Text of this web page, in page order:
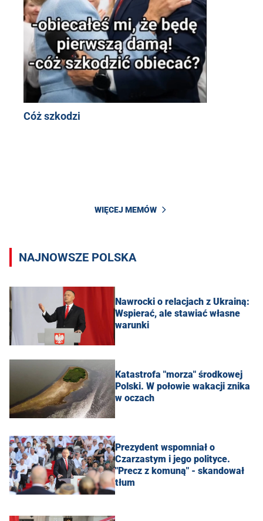
Cóż szkodzi
WIĘCEJ MEMÓW
NAJNOWSZE POLSKA
Nawrocki o relacjach z Ukrainą:
Wspierać, ale stawiać własne
warunki
Katastrofa "morza" środkowej
Polski. W połowie wakacji znika
w oczach
Prezydent wspomniał o
Czarzastym i jego polityce.
"Precz z komuną" - skandował
tłum